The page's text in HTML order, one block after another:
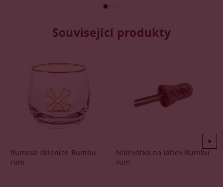
Související produkty
Rumová sklenice Bumbu
rum
Nalévátko na lahev Bumbu
rum